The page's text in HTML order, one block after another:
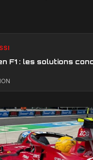
F1 : les solutions